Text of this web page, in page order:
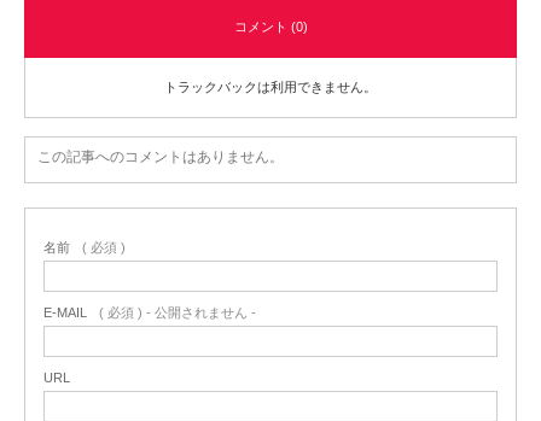
コメント (0)
トラックバックは利用できません。
この記事へのコメントはありません。
名前 ( 必須 )
E-MAIL ( 必須 ) - 公開されません -
URL